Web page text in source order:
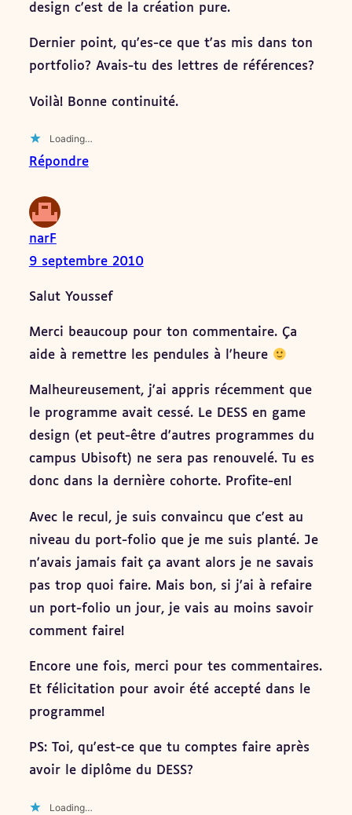
design c'est de la création pure.
Dernier point, qu'es-ce que t'as mis dans ton
portfolio? Avais-tu des lettres de références?
Voilà! Bonne continuité.
Loading…
Répondre
narF
9 septembre 2010
Salut Youssef
Merci beaucoup pour ton commentaire. Ça
aide à remettre les pendules à l'heure
Malheureusement, j'ai appris récemment que
le programme avait cessé. Le DESS en game
design (et peut-être d'autres programmes du
campus Ubisoft) ne sera pas renouvelé. Tu es
donc dans la dernière cohorte. Profite-en!
Avec le recul, je suis convaincu que c'est au
niveau du port-folio que je me suis planté. Je
n'avais jamais fait ça avant alors je ne savais
pas trop quoi faire. Mais bon, si j'ai à refaire
un port-folio un jour, je vais au moins savoir
comment faire!
Encore une fois, merci pour tes commentaires.
Et félicitation pour avoir été accepté dans le
programme!
PS: Toi, qu'est-ce que tu comptes faire après
avoir le diplôme du DESS?
Loading…